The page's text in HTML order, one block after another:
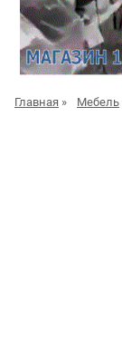
Главная » Мебель